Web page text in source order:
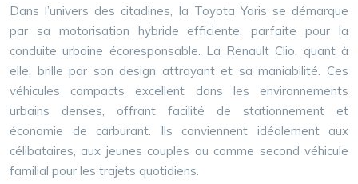
Dans l’univers des citadines, la Toyota Yaris se démarque
par sa motorisation hybride efficiente, parfaite pour la
conduite urbaine écoresponsable. La Renault Clio, quant à
elle, brille par son design attrayant et sa maniabilité. Ces
véhicules compacts excellent dans les environnements
urbains denses, offrant facilité de stationnement et
économie de carburant. Ils conviennent idéalement aux
célibataires, aux jeunes couples ou comme second véhicule
familial pour les trajets quotidiens.